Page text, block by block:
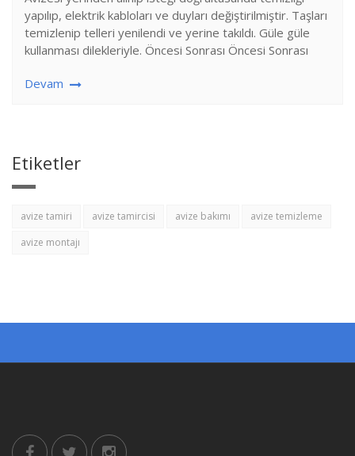
yapılıp, elektrik kabloları ve duyları değiştirilmiştir. Taşları
temizlenip telleri yenilendi ve yerine takıldı. Güle güle
kullanması dilekleriyle. Öncesi Sonrası Öncesi Sonrası
Devam
Etiketler
avize tamiri avize tamircisi avize bakımı
avize temizleme
avize montajı